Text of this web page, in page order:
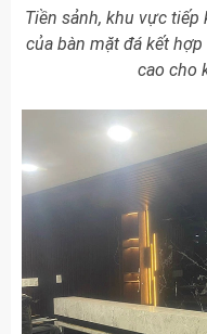
Tiền sảnh, khu vực tiếp
của bàn mặt đá kết
cao cho